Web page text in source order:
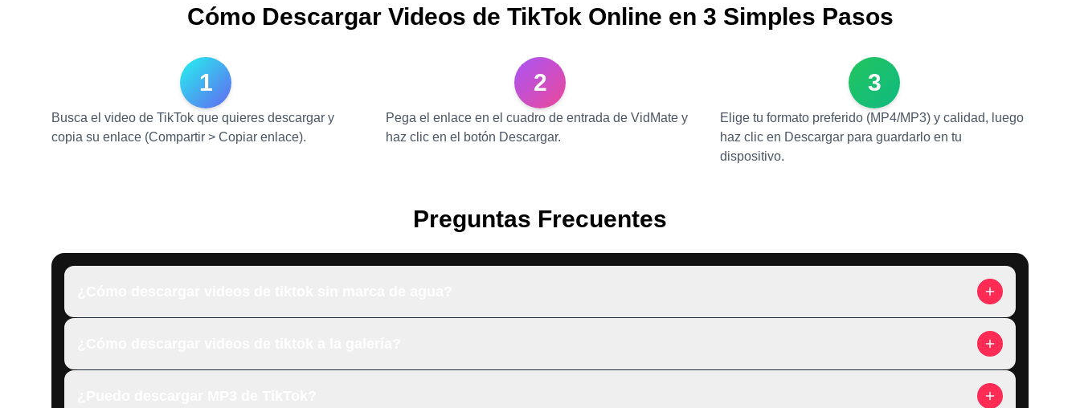
Cómo Descargar Videos de TikTok Online en 3 Simples Pasos
1
Busca el video de TikTok que quieres descargar y
copia su enlace (Compartir > Copiar enlace).
2
Pega el enlace en el cuadro de entrada de VidMate y
haz clic en el botón Descargar.
3
Elige tu formato preferido (MP4/MP3) y calidad, luego
haz clic en Descargar para guardarlo en tu
dispositivo.
Preguntas Frecuentes